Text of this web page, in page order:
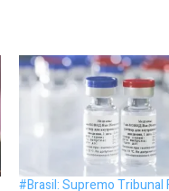
#Brasil: Supremo Tribunal